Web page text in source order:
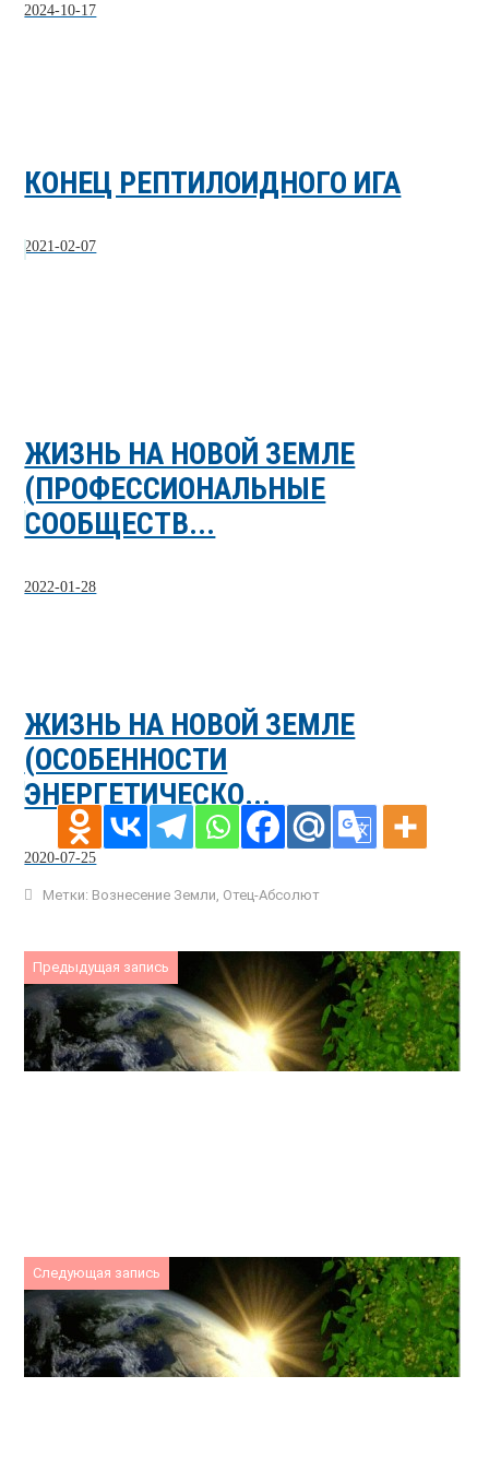
2024-10-17
КОНЕЦ РЕПТИЛОИДНОГО ИГА
2021-02-07
ЖИЗНЬ НА НОВОЙ ЗЕМЛЕ
(ПРОФЕССИОНАЛЬНЫЕ
СООБЩЕСТВ...
2022-01-28
ЖИЗНЬ НА НОВОЙ ЗЕМЛЕ
(ОСОБЕННОСТИ
ЭНЕРГЕТИЧЕСКО...
2020-07-25
Метки: Вознесение Земли Отец-Абсолют
Предыдущая запись
Следующая запись